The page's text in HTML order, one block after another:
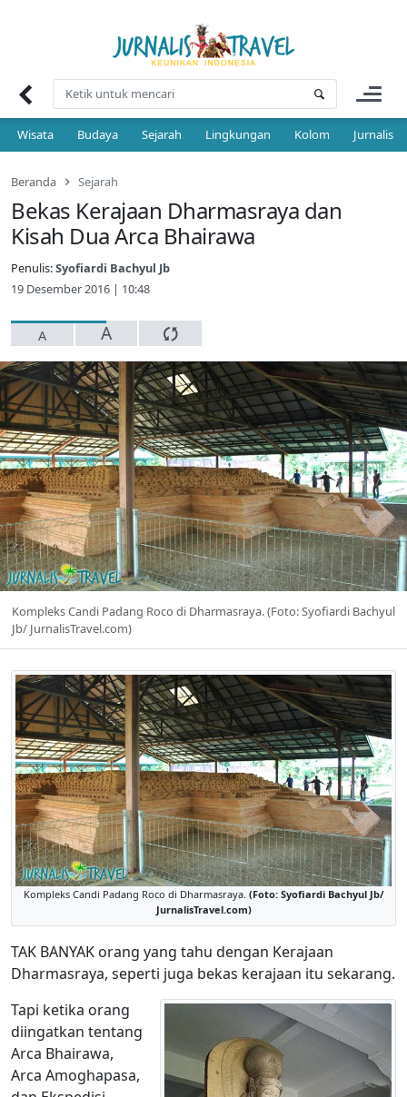
Wisata Budaya Sejarah Lingkungan Kolom Jurnalis
Beranda Sejarah
Bekas Kerajaan Dharmasraya dan
Kisah Dua Arca Bhairawa
Penulis:Syofiardi Bachyul Jb
19 Desember 2016 | 10:48
A A
Kompleks Candi Padang Roco di Dharmasraya. (Foto: Syofiardi Bachyul
Jb/ JurnalisTravel.com)
Kompleks Candi Padang Roco di Dharmasraya. (Foto: Syofiardi Bachyul Jb/
JurnalisTravel.com)
TAK BANYAK orang yang tahu dengan Kerajaan
Dharmasraya, seperti juga bekas kerajaan itu sekarang.
Tapi ketika orang
diingatkan tentang
Arca Bhairawa,
Arca Amoghapasa,